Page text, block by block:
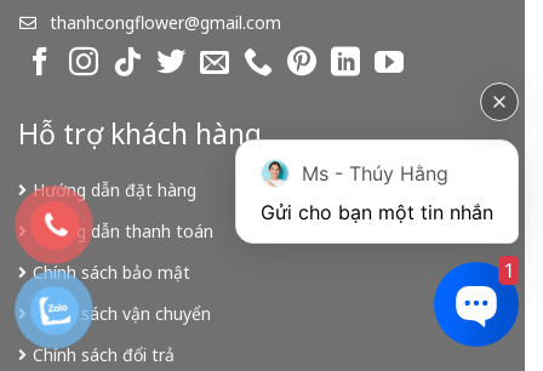
thanhcongflower@gmail.com
Hỗ trợ khách hàng
Hướng dẫn đặt hàng
Hướng dẫn thanh toán
Chính sách bảo mật
Chính sách vận chuyển
Chính sách đổi trả
Ms - Thúy Hằng
Gửi cho bạn một tin nhắn
1